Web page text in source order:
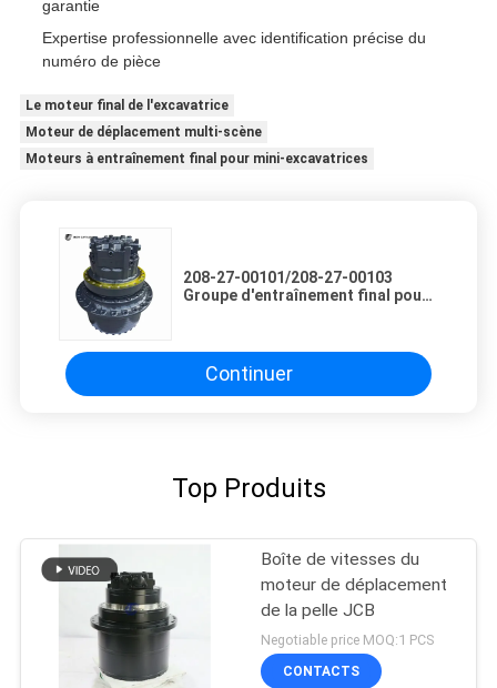
garantie
Expertise professionnelle avec identification précise du
numéro de pièce
Le moteur final de l'excavatrice
Moteur de déplacement multi-scène
Moteurs à entraînement final pour mini-excavatrices
208-27-00101/208-27-00103
Groupe d'entraînement final pour
Continuer
Top Produits
Boîte de vitesses du
moteur de déplacement
de la pelle JCB
Negotiable price MOQ:1 PCS
CONTACTS